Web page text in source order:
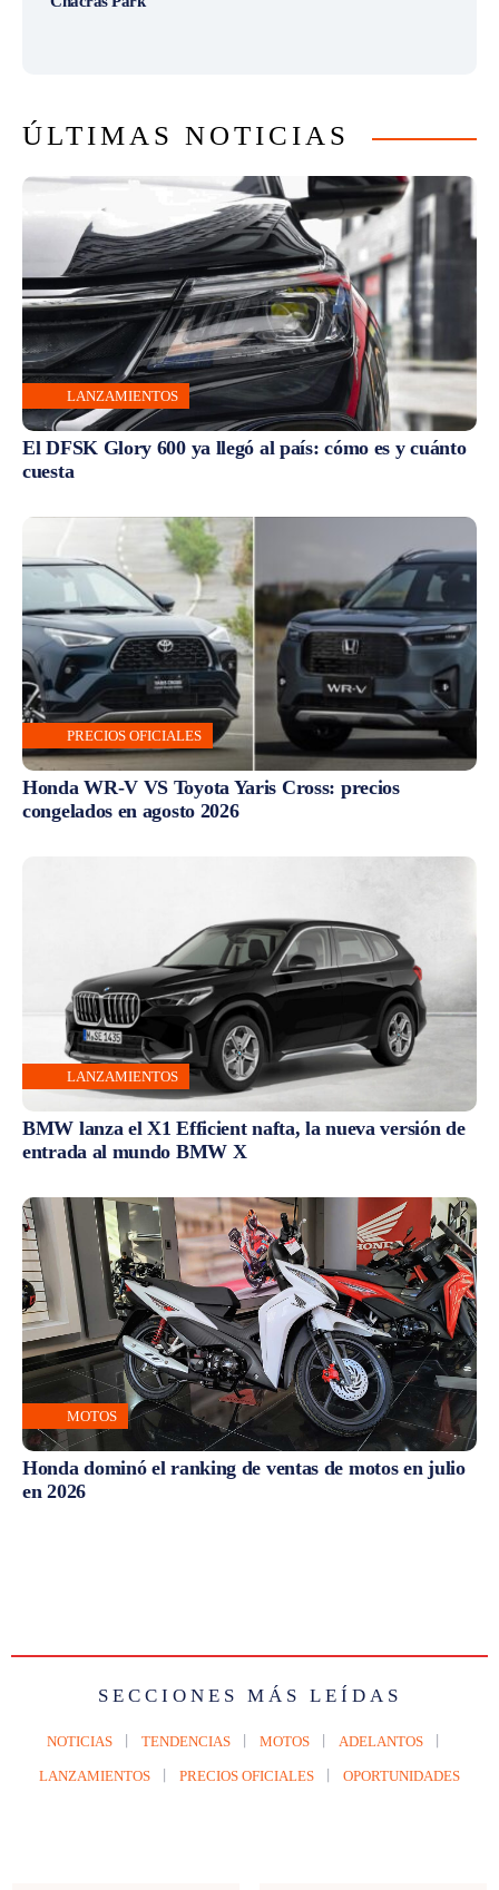
ÚLTIMAS NOTICIAS
LANZAMIENTOS
El DFSK Glory 600 ya llegó al país: cómo es y cuánto
cuesta
PRECIOS OFICIALES
Honda WR-V VS Toyota Yaris Cross: precios
congelados en agosto 2026
LANZAMIENTOS
BMW lanza el X1 Efficient nafta, la nueva versión de
entrada al mundo BMW X
MOTOS
Honda dominó el ranking de ventas de motos en julio
en 2026
SECCIONES MÁS LEÍDAS
NOTICIAS TENDENCIAS MOTOS ADELANTOS
LANZAMIENTOS PRECIOS OFICIALES OPORTUNIDADES